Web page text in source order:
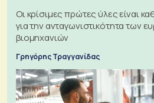
Οι κρίσιμες πρώτες ύλες είναι
για την ανταγωνιστικότητα των
βιομηχανιών
Γρηγόρης Τραγγανίδας